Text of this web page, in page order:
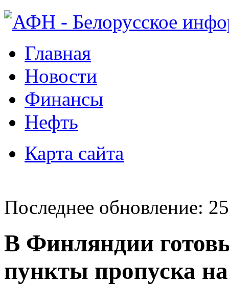
Главная
Новости
Финансы
Нефть
Карта сайта
Последнее обновление:
В Финляндии
пункты пропуска